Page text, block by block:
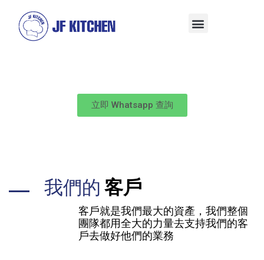
立即 Whatsapp 查詢
我們的 客戶
客戶就是我們最大的資產，我們整個
團隊都用全大的力量去支持我們的客
戶去做好他們的業務